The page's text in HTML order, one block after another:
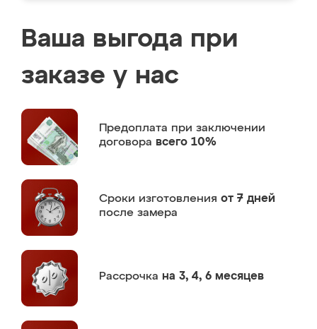
Ваша выгода при
заказе у нас
Предоплата при заключении
договора всего 10%
Сроки изготовления от 7 дней
после замера
Рассрочка на 3, 4, 6 месяцев